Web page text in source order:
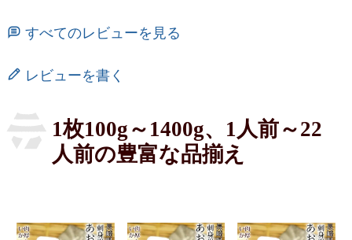
すべてのレビューを見る
レビューを書く
1枚100g～1400g、1人前～22
人前の豊富な品揃え